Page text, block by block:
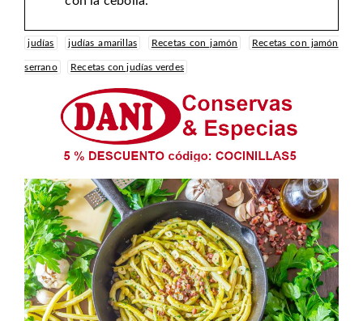
judías judías amarillas Recetas con jamón Recetas con jamón
serrano Recetas con judías verdes